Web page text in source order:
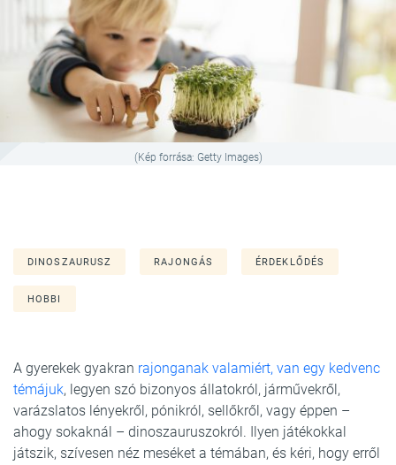
(Kép forrása: Getty Images)
DINOSZAURUSZ RAJONGÁS ÉRDEKLŐDÉS
HOBBI
A gyerekek gyakran rajonganak valamiért, van egy kedvenc
témájuk, legyen szó bizonyos állatokról, járművekről,
varázslatos lényekről, pónikról, sellőkről, vagy éppen –
ahogy sokaknál – dinoszauruszokról. Ilyen játékokkal
játszik, szívesen néz meséket a témában, és kéri, hogy erről